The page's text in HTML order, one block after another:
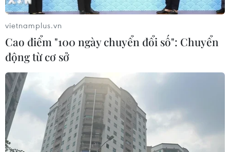
vietnamplus.vn
Cao điểm "100 ngày chuyển đổi số": Chuyển
động từ cơ sở